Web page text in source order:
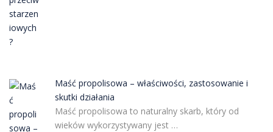
Maść propolisowa – właściwości, zastosowanie i
skutki działania
Maść propolisowa to naturalny skarb, który od
wieków wykorzystywany jest …